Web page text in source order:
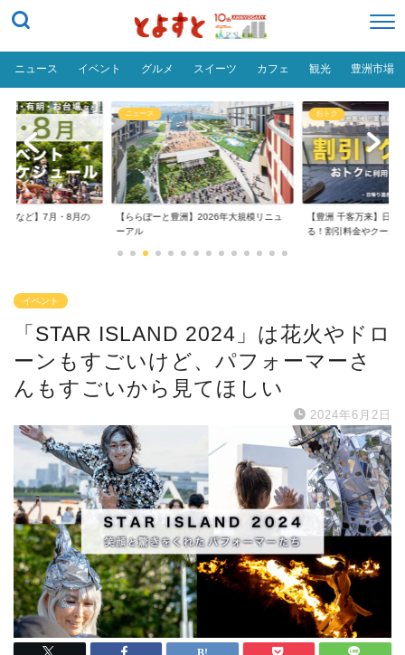
ニュース イベント グルメ スイーツ カフェ 観光 豊洲市場
場など】7月・8月の
ニュース
【ららぽーと豊洲】2026年大規模リニュ
ーアル
おトク
【豊洲 千客万来】日帰
る！割引料金やクーポ...
イベント
「STAR ISLAND 2024」は花火やドロ
ーンもすごいけど、パフォーマーさ
んもすごいから見てほしい
2024年6月2日